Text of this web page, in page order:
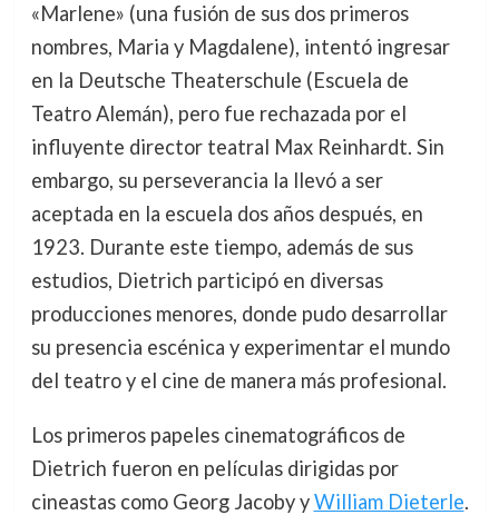
«Marlene» (una fusión de sus dos primeros
nombres, Maria y Magdalene), intentó ingresar
en la Deutsche Theaterschule (Escuela de
Teatro Alemán), pero fue rechazada por el
influyente director teatral Max Reinhardt. Sin
embargo, su perseverancia la llevó a ser
aceptada en la escuela dos años después, en
1923. Durante este tiempo, además de sus
estudios, Dietrich participó en diversas
producciones menores, donde pudo desarrollar
su presencia escénica y experimentar el mundo
del teatro y el cine de manera más profesional.
Los primeros papeles cinematográficos de
Dietrich fueron en películas dirigidas por
cineastas como Georg Jacoby yWilliam Dieterle.